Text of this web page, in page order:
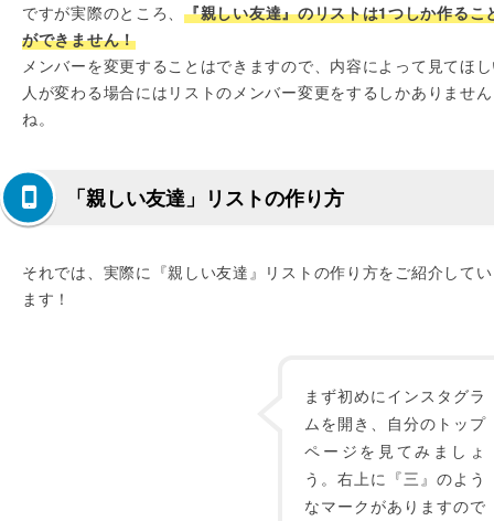
ですが実際のところ、 『親しい友達』のリストは1つしか作るこ
ができません！
メンバーを変更することはできますので、内容によって見てほ
人が変わる場合にはリストのメンバー変更をするしかありません
ね。
「親しい友達」リストの作り方
それでは、実際に『親しい友達』リストの作り方をご紹介して
ます！
まず初めにインスタグラ
ムを開き、自分のトップ
ページを見てみましょ
う。右上に『三』のよう
なマークがありますので